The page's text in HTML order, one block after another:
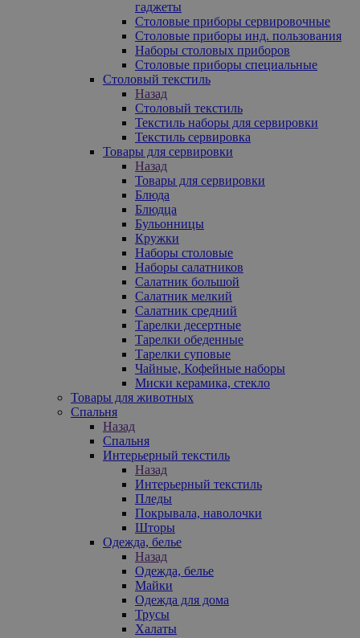
гаджеты
Столовые приборы сервировочные
Столовые приборы инд. пользования
Наборы столовых приборов
Столовые приборы специальные
Столовый текстиль
Назад
Столовый текстиль
Текстиль наборы для сервировки
Текстиль сервировка
Товары для сервировки
Назад
Товары для сервировки
Блюда
Блюдца
Бульонницы
Кружки
Наборы столовые
Наборы салатников
Салатник большой
Салатник мелкий
Салатник средний
Тарелки десертные
Тарелки обеденные
Тарелки суповые
Чайные, Кофейные наборы
Миски керамика, стекло
Товары для животных
Спальня
Назад
Спальня
Интерьерный текстиль
Назад
Интерьерный текстиль
Пледы
Покрывала, наволочки
Шторы
Одежда, белье
Назад
Одежда, белье
Майки
Одежда для дома
Трусы
Халаты